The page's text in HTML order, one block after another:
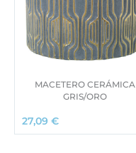
MACETERO CERÁMICA
GRIS/ORO
27,09 €